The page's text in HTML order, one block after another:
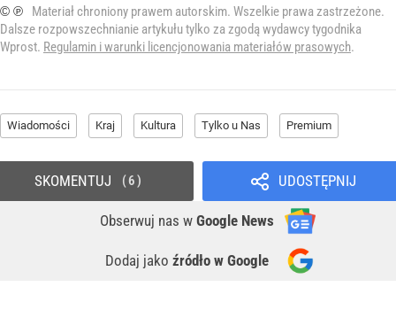
© ℗
Materiał chroniony prawem autorskim. Wszelkie prawa zastrzeżone.
Dalsze rozpowszechnianie artykułu tylko za zgodą wydawcy tygodnika
Wprost. Regulamin i warunki licencjonowania materiałów prasowych.
Wiadomości Kraj Kultura Tylko u Nas Premium
UDOSTĘPNIJ
Obserwuj nas w Google News
Dodaj jako źródło w Google
SKOMENTUJ 6